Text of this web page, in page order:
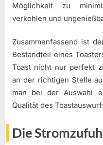
Möglichkeit zu
verkohlen und
Zusammenfassend ist
Bestandteil eines
Toast nicht nur perfekt
an der richtigen Stelle
man bei der Auswahl
Qualität des
Die